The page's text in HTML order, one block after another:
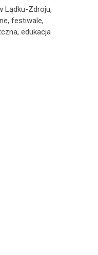
Lądku-Zdroju,
festiwale,
edukacja